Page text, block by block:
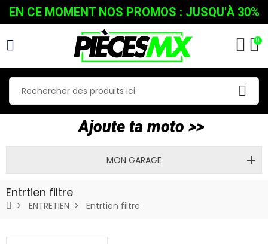
EN CE MOMENT NOS PROMOS : JUSQU'À 30%
0
Ajoute ta moto >>
MON GARAGE
Entrtien filtre
ENTRETIEN Entrtien filtre